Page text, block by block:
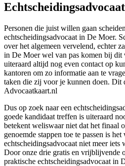
Personen die juist willen gaan
echtscheidingsadvocaat in De Moer.
over het algemeen vervelend, echter
in De Moer wel van pas komen bij dit
uiteraard altijd nog even contact op
kantoren om zo informatie aan te
taken die zij voor je kunnen doen. Dit
Advocaatkaart.nl
Dus op zoek naar een
goede kandidaat treffen is uiteraard
betekent weliswaar niet dat het finaal
genoemde stappen toe te passen is
echtscheidingsadvocaat niet meer iets
Door onze drie gratis en vrijblijvende
praktische echtscheidingsadvocaat in